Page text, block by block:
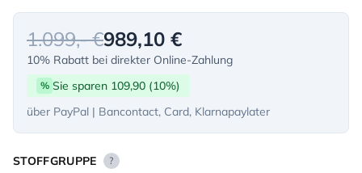
1.099,- €989,10 €
10% Rabatt bei direkter Online-Zahlung
% Sie sparen 109,90 (10%)
über PayPal | Bancontact, Card, Klarnapaylater
STOFFGRUPPE ?